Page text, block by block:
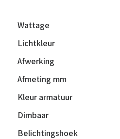
Wattage
Lichtkleur
Afwerking
Afmeting mm
Kleur armatuur
Dimbaar
Belichtingshoek